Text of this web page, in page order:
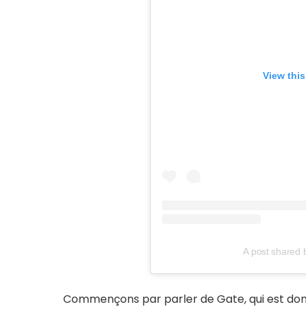
View
A post shared
Commençons par parler de Gate, qui est